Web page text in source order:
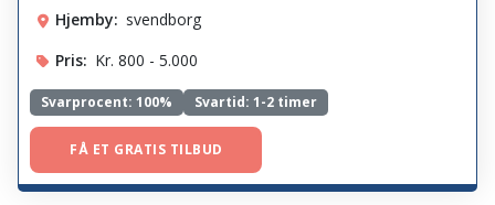
Hjemby: svendborg
Pris: Kr. 800 - 5.000
Svarprocent:100% Svartid: 1-2 timer
FÅ ET GRATIS TILBUD